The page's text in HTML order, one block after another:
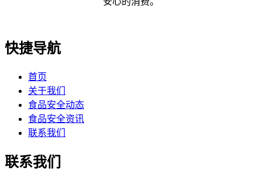
快捷导航
首页
关于我们
食品安全动态
食品安全资讯
联系我们
联系我们